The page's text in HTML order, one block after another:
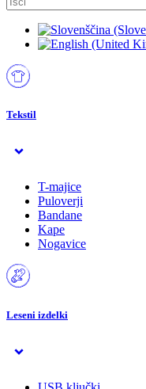
Tekstil
T-majice
Puloverji
Bandane
Kape
Nogavice
Leseni izdelki